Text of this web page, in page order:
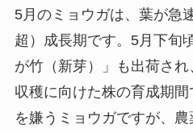
5月のミョウガは、葉が急
超）成長期です。5月下旬
が竹（新芽）」も出荷さ
収穫に向けた株の育成期
を嫌うミョウガですが、